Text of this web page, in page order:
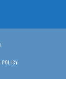
POLICY